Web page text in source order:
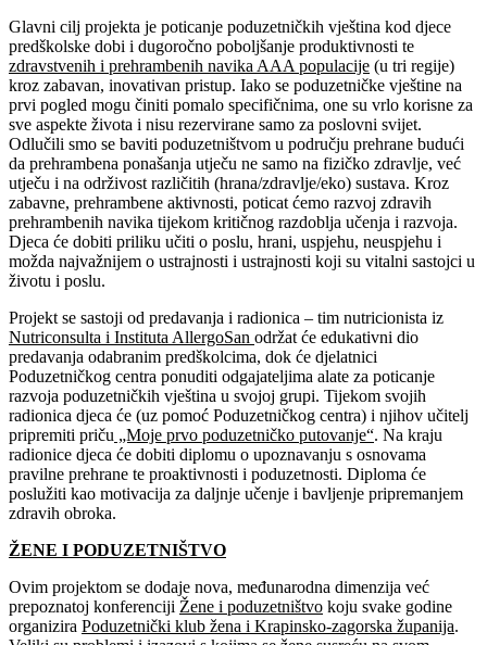
Glavni cilj projekta je poticanje poduzetničkih vještina kod djece
predškolske dobi i dugoročno poboljšanje produktivnosti te
zdravstvenih i prehrambenih navika AAA populacije (u tri regije)
kroz zabavan, inovativan pristup. Iako se poduzetničke vještine na
prvi pogled mogu činiti pomalo specifičnima, one su vrlo korisne za
sve aspekte života i nisu rezervirane samo za poslovni svijet.
Odlučili smo se baviti poduzetništvom u području prehrane budući
da prehrambena ponašanja utječu ne samo na fizičko zdravlje, već
utječu i na održivost različitih (hrana/zdravlje/eko) sustava. Kroz
zabavne, prehrambene aktivnosti, poticat ćemo razvoj zdravih
prehrambenih navika tijekom kritičnog razdoblja učenja i razvoja.
Djeca će dobiti priliku učiti o poslu, hrani, uspjehu, neuspjehu i
možda najvažnijem o ustrajnosti i ustrajnosti koji su vitalni sastojci u
životu i poslu.
Projekt se sastoji od predavanja i radionica – tim nutricionista iz
Nutriconsulta i Instituta AllergoSan održat će edukativni dio
predavanja odabranim predškolcima, dok će djelatnici
Poduzetničkog centra ponuditi odgajateljima alate za poticanje
razvoja poduzetničkih vještina u svojoj grupi. Tijekom svojih
radionica djeca će (uz pomoć Poduzetničkog centra) i njihov učitelj
pripremiti priču „Moje prvo poduzetničko putovanje“. Na kraju
radionice djeca će dobiti diplomu o upoznavanju s osnovama
pravilne prehrane te proaktivnosti i poduzetnosti. Diploma će
poslužiti kao motivacija za daljnje učenje i bavljenje pripremanjem
zdravih obroka.
ŽENE I PODUZETNIŠTVO
Ovim projektom se dodaje nova, međunarodna dimenzija već
prepoznatoj konferenciji Žene i poduzetništvo koju svake godine
organizira Poduzetnički klub žena i Krapinsko-zagorska županija.